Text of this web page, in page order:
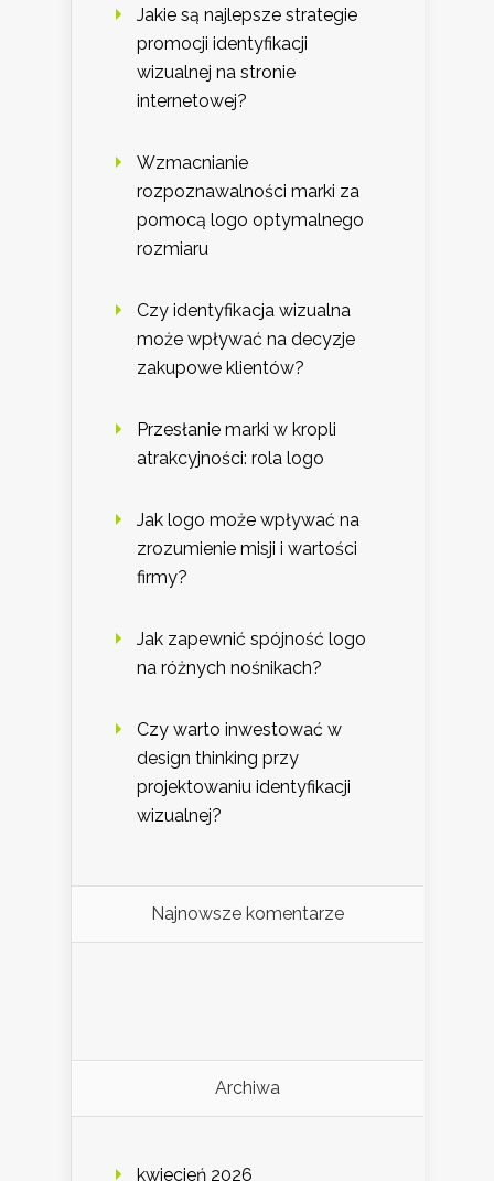
Jakie są najlepsze strategie
promocji identyfikacji
wizualnej na stronie
internetowej?
Wzmacnianie
rozpoznawalności marki za
pomocą logo optymalnego
rozmiaru
Czy identyfikacja wizualna
może wpływać na decyzje
zakupowe klientów?
Przesłanie marki w kropli
atrakcyjności: rola logo
Jak logo może wpływać na
zrozumienie misji i wartości
firmy?
Jak zapewnić spójność logo
na różnych nośnikach?
Czy warto inwestować w
design thinking przy
projektowaniu identyfikacji
wizualnej?
Najnowsze komentarze
Archiwa
kwiecień 2026